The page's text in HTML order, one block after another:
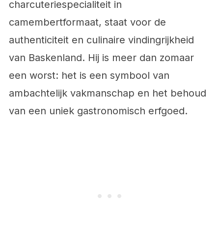
charcuteriespecialiteit in
camembertformaat, staat voor de
authenticiteit en culinaire vindingrijkheid
van Baskenland. Hij is meer dan zomaar
een worst: het is een symbool van
ambachtelijk vakmanschap en het behoud
van een uniek gastronomisch erfgoed.